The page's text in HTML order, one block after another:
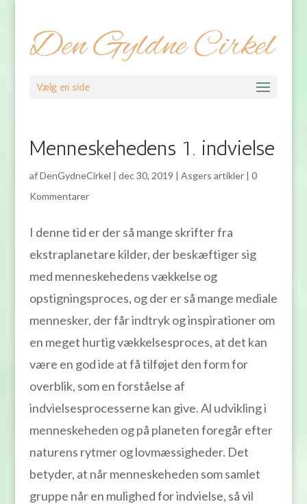
Vælg en side
Menneskehedens 1. indvielse
afDenGydneCirkel | dec 30, 2019 | Asgers artikler| 0
Kommentarer
I denne tid er der så mange skrifter fra
ekstraplanetare kilder, der beskæftiger sig
med menneskehedens vækkelse og
opstigningsproces, og der er så mange mediale
mennesker, der får indtryk og inspirationer om
en meget hurtig vækkelsesproces, at det kan
være en god ide at få tilføjet den form for
overblik, som en forståelse af
indvielsesprocesserne kan give. Al udvikling i
menneskeheden og på planeten foregår efter
naturens rytmer og lovmæssigheder. Det
betyder, at når menneskeheden som samlet
gruppe når en mulighed for indvielse, så vil